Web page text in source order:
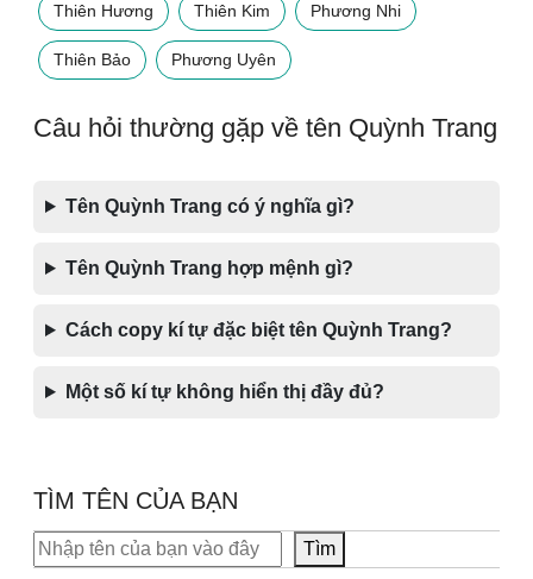
Thiên Hương Thiên Kim Phương Nhi
Thiên Bảo Phương Uyên
Câu hỏi thường gặp về tên Quỳnh Trang
Tên Quỳnh Trang có ý nghĩa gì?
Tên Quỳnh Trang hợp mệnh gì?
Cách copy kí tự đặc biệt tên Quỳnh Trang?
Một số kí tự không hiển thị đầy đủ?
TÌM TÊN CỦA BẠN
Tìm kiếm Tìm